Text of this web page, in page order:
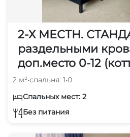
2-Х МЕСТН.
раздельными
доп.место 0-12
2 м²•спальня: 1•0
Спальных мест: 2
Без питания